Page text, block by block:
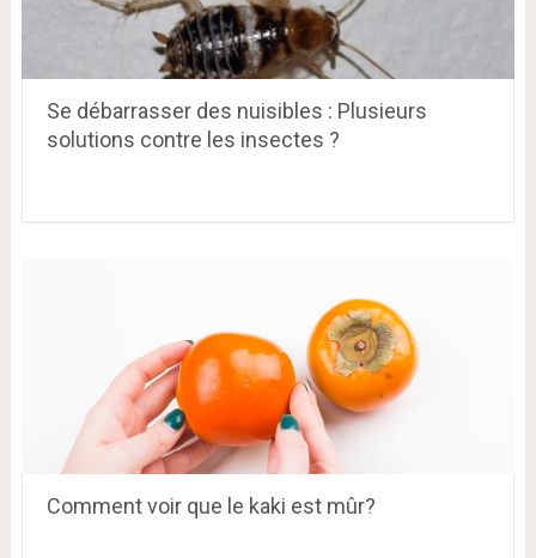
Se débarrasser des nuisibles : Plusieurs
solutions contre les insectes ?
Comment voir que le kaki est mûr?